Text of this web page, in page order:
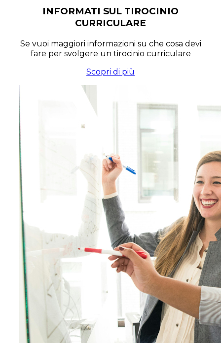
INFORMATI SUL TIROCINIO
CURRICULARE
Se vuoi maggiori informazioni su che cosa devi
fare per svolgere un tirocinio curriculare
Scopri di più